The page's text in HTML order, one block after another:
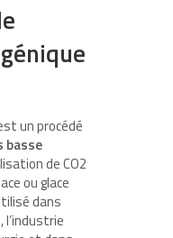
un procédé
basse
de CO2
ou glace
dans
l’industrie